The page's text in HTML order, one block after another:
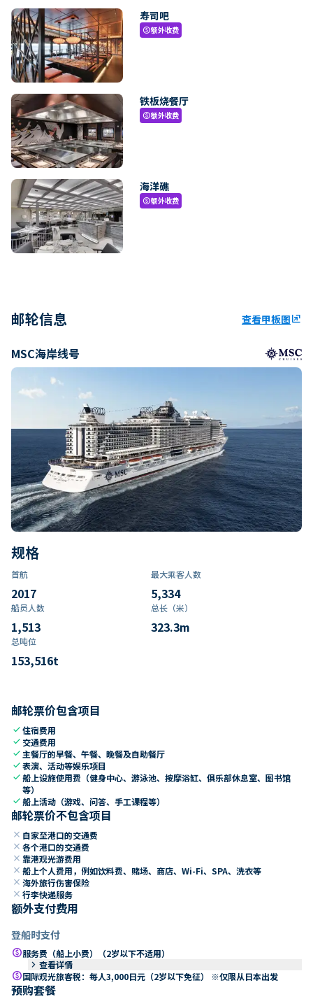
寿司吧
paid额外收费
铁板烧餐厅
paid额外收费
海洋礁
paid额外收费
邮轮信息 查看甲板图ungroup
MSC海岸线号
规格
首航
2017
最大乘客人数
5,334
船员人数
1,513
总长（米）
323.3m
总吨位
153,516t
邮轮票价包含项目
check住宿费用
check 交通费用
check 主餐厅的早餐、午餐、晚餐及自助餐厅
check表演、活动等娱乐项目
check船上设施使用费（健身中心、游泳池、按摩浴缸、俱乐部休息室、图书馆
等）
check船上活动（游戏、问答、手工课程等）
邮轮票价不包含项目
close 自家至港口的交通费
close 各个港口的交通费
close 靠港观光游费用
close 船上个人费用，例如饮料费、赌场、商店、Wi-Fi、SPA、洗衣等
close 海外旅行伤害保险
close 行李快递服务
额外支付费用
登船时支付
paid服务费（船上小费）（2岁以下不适用）
keyboard_arrow_right 查看详情
paid国际观光旅客税：每人3,000日元（2岁以下免征） ※仅限从日本出发
预购套餐